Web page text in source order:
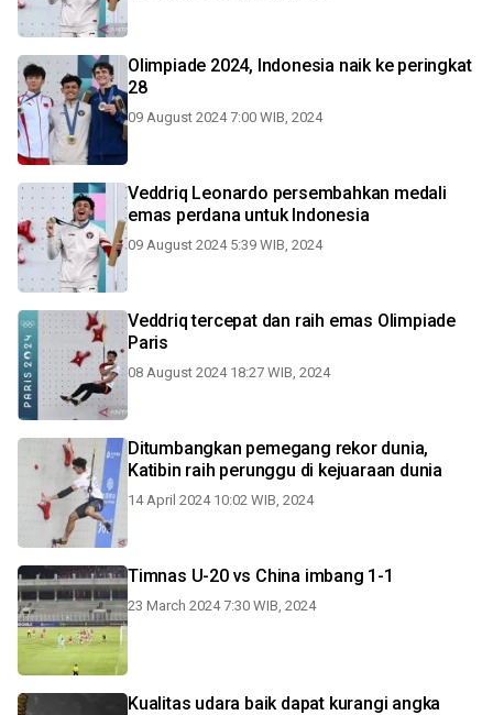
Olimpiade 2024, Indonesia naik ke peringkat
28
09 August 2024 7:00 WIB, 2024
Veddriq Leonardo persembahkan medali
emas perdana untuk Indonesia
09 August 2024 5:39 WIB, 2024
Veddriq tercepat dan raih emas Olimpiade
Paris
08 August 2024 18:27 WIB, 2024
Ditumbangkan pemegang rekor dunia,
Katibin raih perunggu di kejuaraan dunia
14 April 2024 10:02 WIB, 2024
Timnas U-20 vs China imbang 1-1
23 March 2024 7:30 WIB, 2024
Kualitas udara baik dapat kurangi angka